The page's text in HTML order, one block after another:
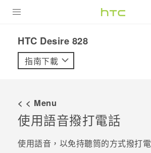
VIVE
配件
HTC Desire 828‎
指南下載
< < Menu
使用語音撥打電話
使用語音，以免持聽筒的方式撥打